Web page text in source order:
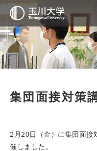
集団面接対策
2月20日（金）に集団面接
催しました。